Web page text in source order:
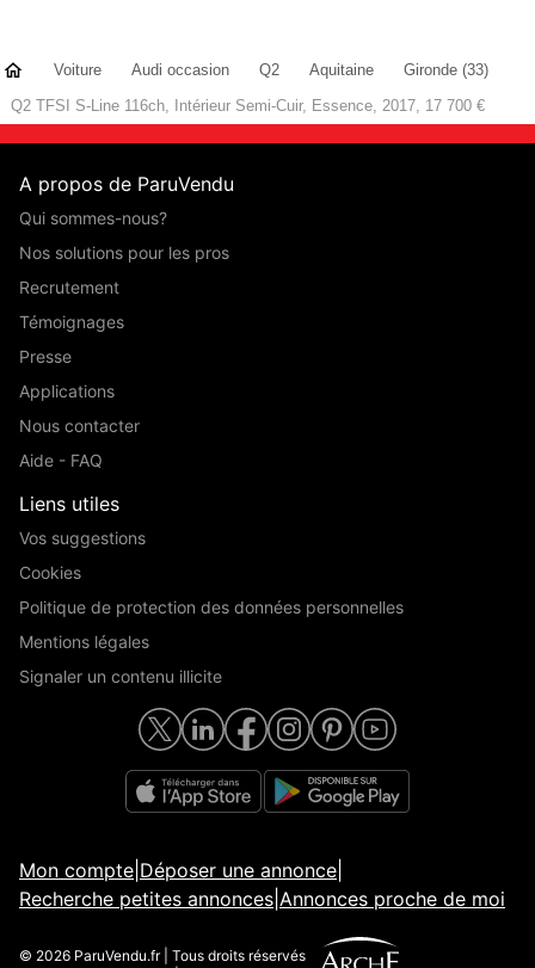
Voiture Audi occasion Q2 Aquitaine
Gironde (33)
Q2 TFSI S-Line 116ch, Intérieur Semi-Cuir, Essence, 2017, 17 700 €
A propos de ParuVendu
Qui sommes-nous?
Nos solutions pour les pros
Recrutement
Témoignages
Presse
Applications
Nous contacter
Aide - FAQ
Liens utiles
Vos suggestions
Cookies
Politique de protection des données personnelles
Mentions légales
Signaler un contenu illicite
Mon compte Déposer une annonce
Recherche petites annonces Annonces proche de moi
© 2026 ParuVendu.fr | Tous droits réservés